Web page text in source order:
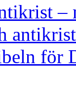
antikrist
för